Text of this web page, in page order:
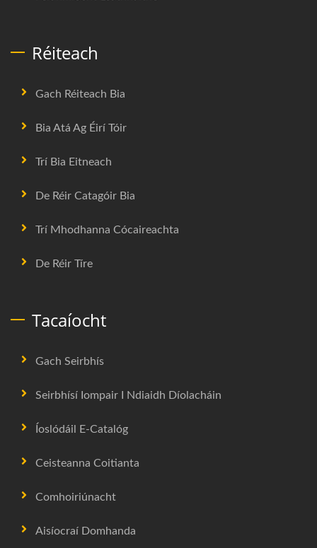
Réiteach
Gach Réiteach Bia
Bia Atá Ag Éirí Tóir
Trí Bia Eitneach
De Réir Catagóir Bia
Trí Mhodhanna Cócaireachta
De Réir Tíre
Tacaíocht
Gach Seirbhís
Seirbhísí Iompair I Ndiaidh Díolacháin
Íoslódáil E-Catalóg
Ceisteanna Coitianta
Comhoiriúnacht
Aisíocraí Domhanda